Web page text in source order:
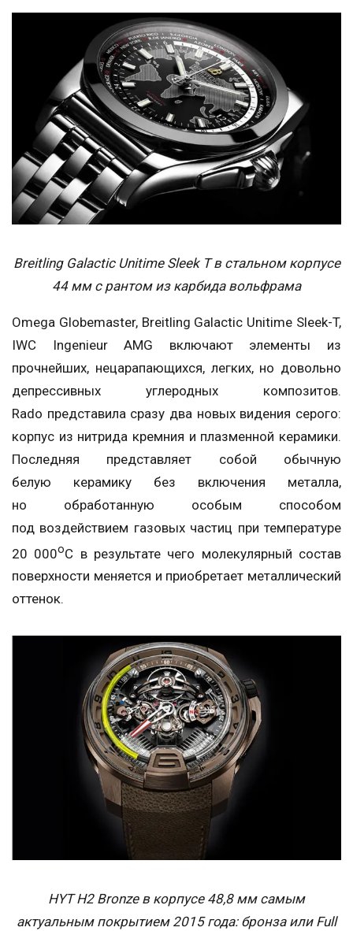
Breitling Galactic Unitime Sleek T в стальном корпусе
44 мм с рантом из карбида вольфрама
Omega Globemaster, Breitling Galactic Unitime Sleek-T,
IWC Ingenieur AMG включают элементы из
прочнейших, нецарапающихся, легких, но довольно
депрессивных углеродных композитов.
Rado представила сразу два новых видения серого:
корпус из нитрида кремния и плазменной керамики.
Последняя представляет собой обычную
белую керамику без включения металла,
но обработанную особым способом
под воздействием газовых частиц при температуре
20 000oC в результате чего молекулярный состав
поверхности меняется и приобретает металлический
оттенок.
HYT H2 Bronze в корпусе 48,8 мм самым
актуальным покрытием 2015 года: бронза или Full